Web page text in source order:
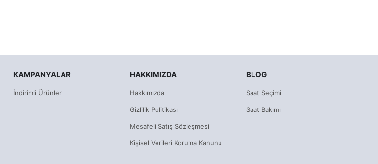
KAMPANYALAR
İndirimli Ürünler
HAKKIMIZDA
Hakkımızda
Gizlilik Politikası
Mesafeli Satış Sözleşmesi
Kişisel Verileri Koruma Kanunu
BLOG
Saat Seçimi
Saat Bakımı